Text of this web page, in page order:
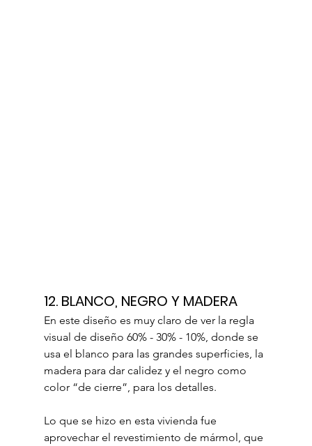
12. BLANCO, NEGRO Y MADERA
En este diseño es muy claro de ver la regla
visual de diseño 60% - 30% - 10%, donde se
usa el blanco para las grandes superficies, la
madera para dar calidez y el negro como
color “de cierre”, para los detalles.
Lo que se hizo en esta vivienda fue
aprovechar el revestimiento de mármol, que